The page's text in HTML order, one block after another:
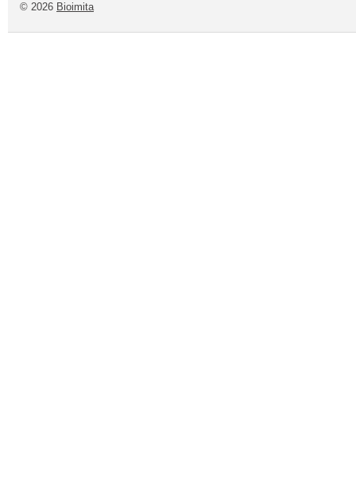
© 2026 Bioimita